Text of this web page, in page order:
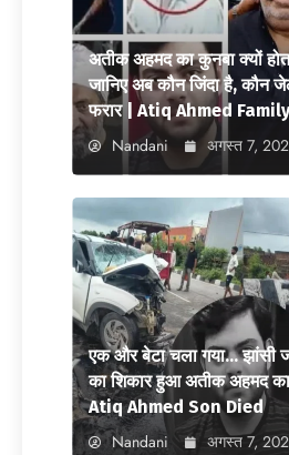
अतीक अहमद का कुनबा क्यों
जानिए अब कौन जिंदा है, कौन
फरार | Atiq Ahmed Family
Nandani अगस्त 7,
एक और बेटा चला गया… झांसी
का शिकार हुआ अतीक अहमद
Atiq Ahmed Son Died
Nandani अगस्त 7,